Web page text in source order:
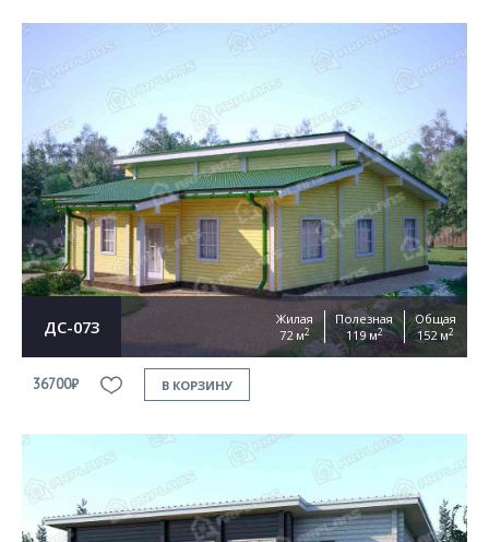
ДС-073
Жилая
72 м2
Полезная
119 м2
Общая
152 м2
36700₽ В КОРЗИНУ